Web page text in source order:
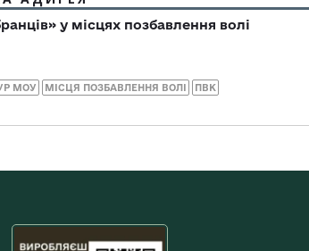
у місцях позбавлення волі
МОУ МІСЦЯ ПОЗБАВЛЕННЯ ВОЛІ ПВК